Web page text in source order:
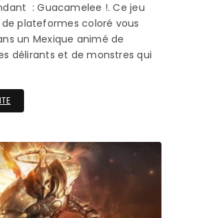
: Guacamelee !. Ce jeu
plateformes coloré vous
un Mexique animé de
délirants et de monstres qui